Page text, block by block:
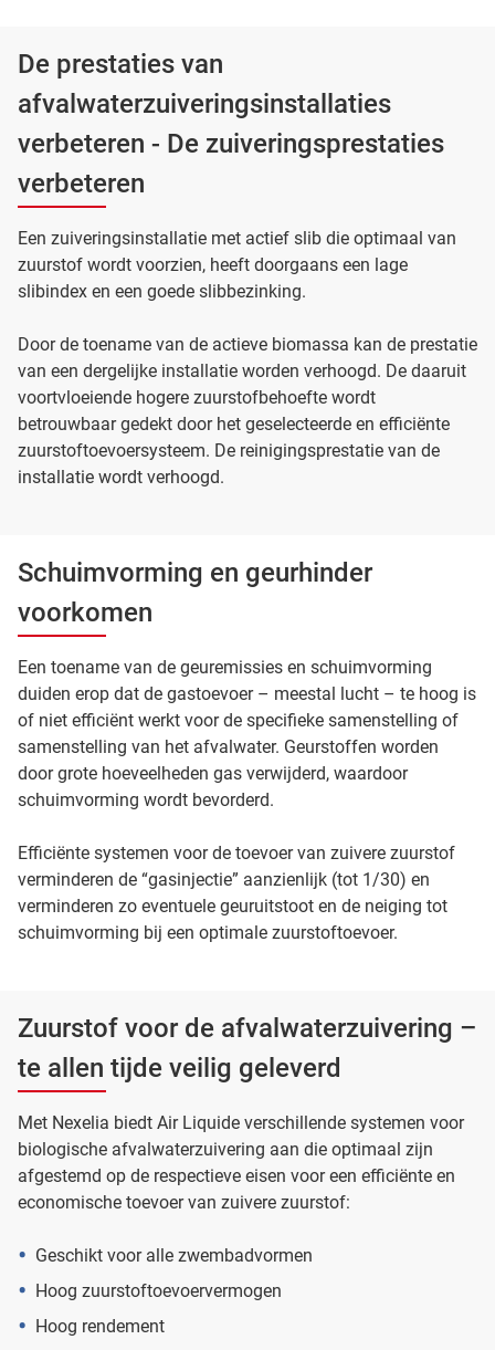
De prestaties van
afvalwaterzuiveringsinstallaties
verbeteren - De zuiveringsprestaties
verbeteren
Een zuiveringsinstallatie met actief slib die optimaal van
zuurstof wordt voorzien, heeft doorgaans een lage
slibindex en een goede slibbezinking.
Door de toename van de actieve biomassa kan de prestatie
van een dergelijke installatie worden verhoogd. De daaruit
voortvloeiende hogere zuurstofbehoefte wordt
betrouwbaar gedekt door het geselecteerde en efficiënte
zuurstoftoevoersysteem. De reinigingsprestatie van de
installatie wordt verhoogd.
Schuimvorming en geurhinder
voorkomen
Een toename van de geuremissies en schuimvorming
duiden erop dat de gastoevoer – meestal lucht – te hoog is
of niet efficiënt werkt voor de specifieke samenstelling of
samenstelling van het afvalwater. Geurstoffen worden
door grote hoeveelheden gas verwijderd, waardoor
schuimvorming wordt bevorderd.
Efficiënte systemen voor de toevoer van zuivere zuurstof
verminderen de “gasinjectie” aanzienlijk (tot 1/30) en
verminderen zo eventuele geuruitstoot en de neiging tot
schuimvorming bij een optimale zuurstoftoevoer.
Zuurstof voor de afvalwaterzuivering –
te allen tijde veilig geleverd
Met Nexelia biedt Air Liquide verschillende systemen voor
biologische afvalwaterzuivering aan die optimaal zijn
afgestemd op de respectieve eisen voor een efficiënte en
economische toevoer van zuivere zuurstof:
Geschikt voor alle zwembadvormen
Hoog zuurstoftoevoervermogen
Hoog rendement